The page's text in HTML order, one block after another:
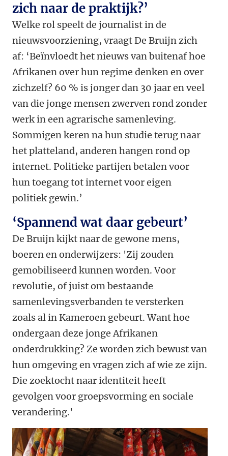
zich naar de praktijk?’
Welke rol speelt de journalist in de
nieuwsvoorziening, vraagt De Bruijn zich
af: ‘Beïnvloedt het nieuws van buitenaf hoe
Afrikanen over hun regime denken en over
zichzelf? 60 % is jonger dan 30 jaar en veel
van die jonge mensen zwerven rond zonder
werk in een agrarische samenleving.
Sommigen keren na hun studie terug naar
het platteland, anderen hangen rond op
internet. Politieke partijen betalen voor
hun toegang tot internet voor eigen
politiek gewin.’
‘Spannend wat daar gebeurt’
De Bruijn kijkt naar de gewone mens,
boeren en onderwijzers: 'Zij zouden
gemobiliseerd kunnen worden. Voor
revolutie, of juist om bestaande
samenlevingsverbanden te versterken
zoals al in Kameroen gebeurt. Want hoe
ondergaan deze jonge Afrikanen
onderdrukking? Ze worden zich bewust van
hun omgeving en vragen zich af wie ze zijn.
Die zoektocht naar identiteit heeft
gevolgen voor groepsvorming en sociale
verandering.'